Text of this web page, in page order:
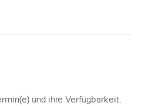
und ihre Verfügbarkeit.